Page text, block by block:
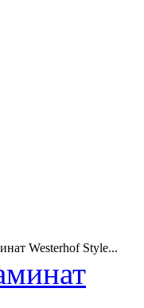
Westerhof Style...